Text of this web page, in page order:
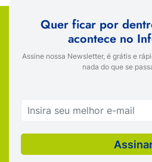
Quer ficar por
acontece no
Assine nossa Newsletter, é grátis e
nada do que se